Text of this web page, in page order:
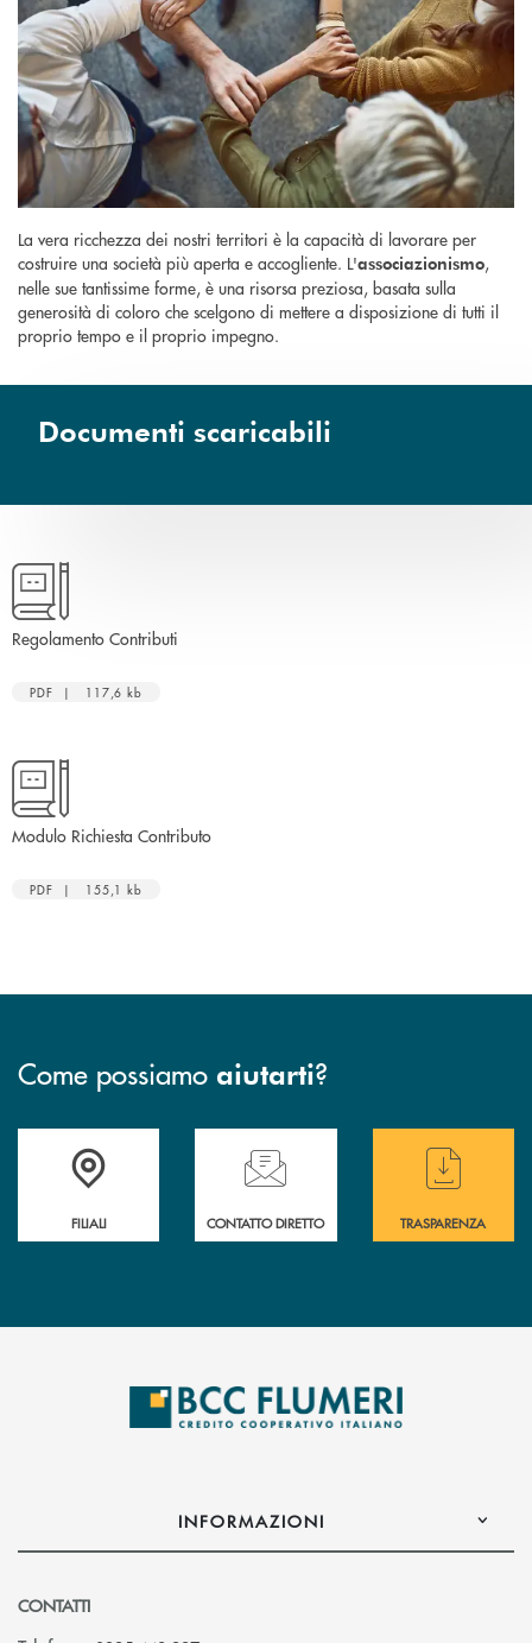
La vera ricchezza dei nostri territori è la capacità di lavorare per
costruire una società più aperta e accogliente. L'associazionismo,
nelle sue tantissime forme, è una risorsa preziosa, basata sulla
generosità di coloro che scelgono di mettere a disposizione di tutti il
proprio tempo e il proprio impegno.
Documenti scaricabili
Regolamento Contributi
PDF | 117,6 kb
Modulo Richiesta Contributoapre una nuova finestra
PDF | 155,1 kb
Come possiamo aiutarti?
Trova la filiale più vicina a te
FILIALI
Hai bisogno di assistenza immediata ?
CONTATTO DIRETTO
Hai bisogno di
TRASPARENZA
INFORMAZIONI
CONTATTI